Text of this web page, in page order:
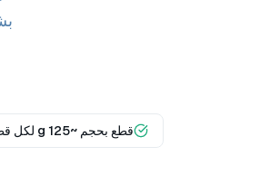
قطع بحجم ~125 g لكل قطعة (قابلة للتعديل عند الطلب)